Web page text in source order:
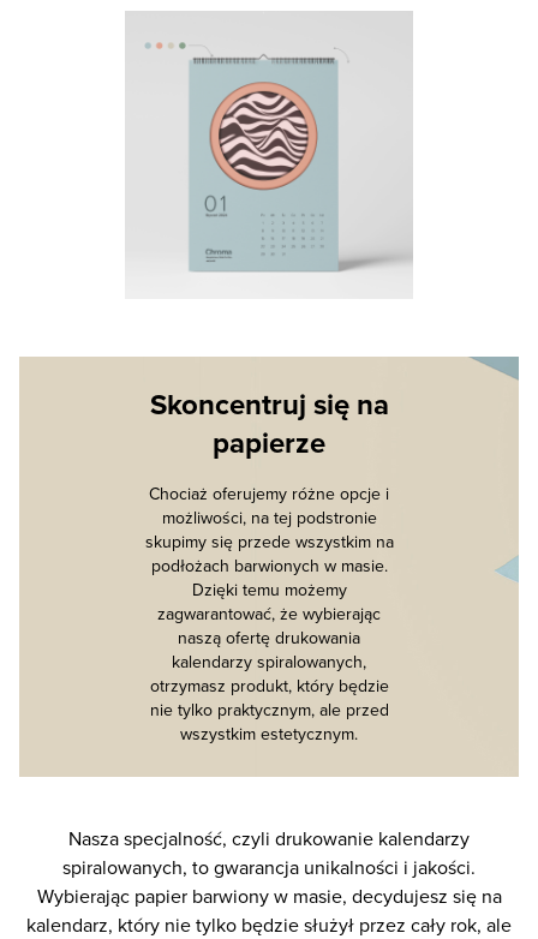
Skoncentruj się na
papierze
Chociaż oferujemy różne opcje i
możliwości, na tej podstronie
skupimy się przede wszystkim na
podłożach barwionych w masie.
Dzięki temu możemy
zagwarantować, że wybierając
naszą ofertę drukowania
kalendarzy spiralowanych,
otrzymasz produkt, który będzie
nie tylko praktycznym, ale przed
wszystkim estetycznym.
Nasza specjalność, czyli drukowanie kalendarzy
spiralowanych, to gwarancja unikalności i jakości.
Wybierając papier barwiony w masie, decydujesz się na
kalendarz, który nie tylko będzie służył przez cały rok, ale